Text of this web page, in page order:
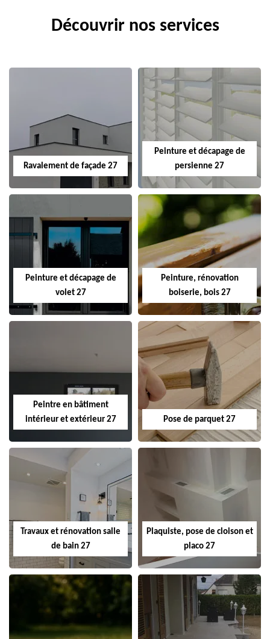
Découvrir nos services
Ravalement de façade 27
Peinture et décapage de
persienne 27
Peinture et décapage de
volet 27
Peinture, rénovation
boiserie, bois 27
Peintre en bâtiment
intérieur et extérieur 27
Pose de parquet 27
Travaux et rénovation salle
de bain 27
Plaquiste, pose de cloison et
placo 27